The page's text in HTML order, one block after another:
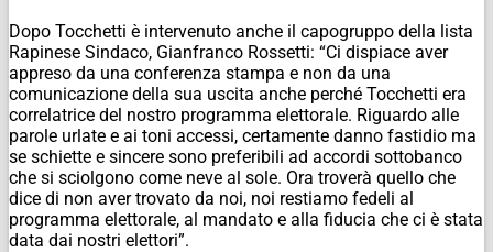
Dopo Tocchetti è intervenuto anche il capogruppo della lista
Rapinese Sindaco, Gianfranco Rossetti: “Ci dispiace aver
appreso da una conferenza stampa e non da una
comunicazione della sua uscita anche perché Tocchetti era
correlatrice del nostro programma elettorale. Riguardo alle
parole urlate e ai toni accessi, certamente danno fastidio ma
se schiette e sincere sono preferibili ad accordi sottobanco
che si sciolgono come neve al sole. Ora troverà quello che
dice di non aver trovato da noi, noi restiamo fedeli al
programma elettorale, al mandato e alla fiducia che ci è stata
data dai nostri elettori”.